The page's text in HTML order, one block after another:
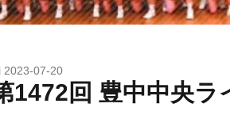
2023-07-20
1472回 豊中中央